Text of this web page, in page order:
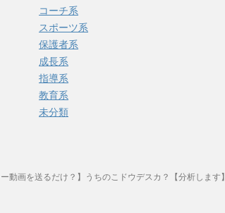
コーチ系
スポーツ系
保護者系
成長系
指導系
教育系
未分類
ー動画を送るだけ？】うちのこドウデスカ？【分析します】